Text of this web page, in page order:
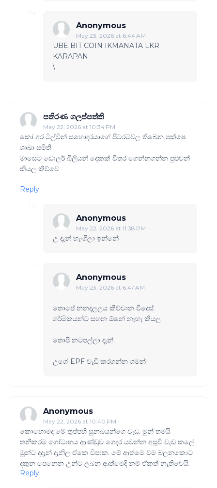
Anonymous
May 23, 2026 at 6:44 AM
UBE BIT COIN IKMANATA LKR
KARAPAN
\
පතිරණ ගලප්පත්ති
May 22, 2026 at 10:34 PM
කෝ අර ටිල්වින් සහෝදරයාගේ පිටරටවල තිබෙන පක්ෂෙ
ශාඛා සමිති
මාසෙට ඩොලර් බිලියන් දෙකක් විතර ගෙන්නගන්න පුළුවන්
කියල කිව්වෙ
Reply
Anonymous
May 22, 2026 at 11:38 PM
උ දැන් හැංගිලා ඉන්නේ
Anonymous
May 23, 2026 at 6:47 AM
තොපේ නනදලලය කිව්වාන විදෙස්
ශර්මිකයන්ට සහන ඕනේ නැහැ කියල
තොපි නටපල්ලා දැන්
උගේ EPF වැඩි කරගන්න ගමන්
Anonymous
May 22, 2026 at 10:40 PM
කොහොමද මේ තුප්පහි සුනඛයන්ගෙ වැඩ. මුන් තමයි
තනිකරම ගෝටාභය ආණ්ඩුව ගෙදර යවන්න අසූචි වැඩ කලේ.
මුන්ට දදැන් දැනිල ඒකෙ විපාක. මේ ආත්මෙ වම බලනකොට
දකුන පෙනෙන උන්ට ලබන ආත්මෙදි නම් ඒකත් නැතිවෙයි.
Reply